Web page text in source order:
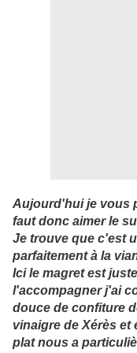
Aujourd'hui je vous
faut donc aimer le
Je trouve que c'est
parfaitement à la
Ici le magret est
l'accompagner j'ai
douce de confiture
vinaigre de Xérès et
plat nous a